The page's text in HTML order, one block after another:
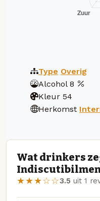
Type Overig
Alcohol 8
Kleur 54
Herkomst
Wat drinkers
★★★☆☆3.5 uit 1